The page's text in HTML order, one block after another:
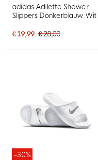
adidas Adilette Shower
Slippers Donkerblauw Wit
€ 19,99 € 28,00
-30%